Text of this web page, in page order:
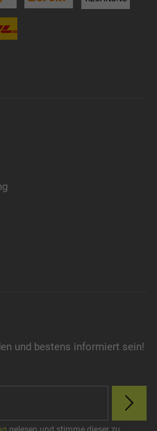
und bestens informiert sein!